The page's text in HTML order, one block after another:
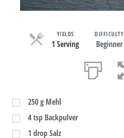
YIELDS
1 Serving
DIFFICULTY
Beginner
250g Mehl
4tsp Backpulver
1 dropSalz